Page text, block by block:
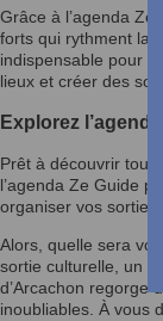
Grâce à l’agenda
forts qui rythment la
indispensable pour
lieux et créer des
Explorez
Prêt à découvrir tout
l’agenda Ze Guide
organiser vos sorties
Alors, quelle sera
sortie culturelle, un
d’Arcachon regorge
inoubliables. À vous